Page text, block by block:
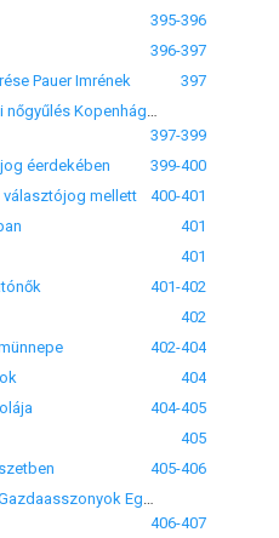
395-396
396-397
Pauer Imrének
397
397-399
éerdekében
399-400
választójog mellett
400-401
401
401
401-402
402
402-404
404
404-405
405
405-406
406-407